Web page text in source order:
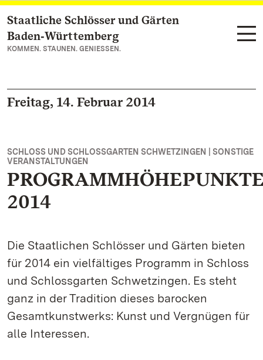
Zum Hauptinhalt springen
Staatliche Schlösser und Gärten
Baden‑Württemberg
KOMMEN. STAUNEN. GENIESSEN.
Freitag, 14. Februar 2014
SCHLOSS UND SCHLOSSGARTEN SCHWETZINGEN | SONSTIGE
VERANSTALTUNGEN
2014
Die Staatlichen Schlösser und Gärten bieten
für 2014 ein vielfältiges Programm in Schloss
und Schlossgarten Schwetzingen. Es steht
ganz in der Tradition dieses barocken
Gesamtkunstwerks: Kunst und Vergnügen für
alle Interessen.